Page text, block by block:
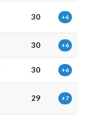
30 +6
30 +6
30 +6
29 +7